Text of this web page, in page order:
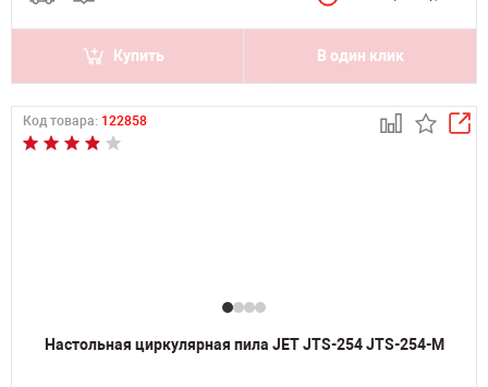
Купить В один клик
Код товара: 122858
Настольная циркулярная пила JET JTS-254 JTS-254-M